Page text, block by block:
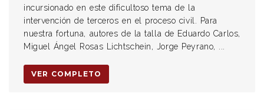
incursionado en este dificultoso tema de la
intervención de terceros en el proceso civil. Para
nuestra fortuna, autores de la talla de Eduardo Carlos,
Miguel Ángel Rosas Lichtschein, Jorge Peyrano, ...
VER COMPLETO